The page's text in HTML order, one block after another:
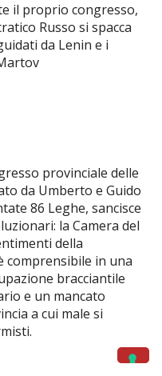
il proprio congresso,
Russo si spacca
da Lenin e i
provinciale delle
da Umberto e Guido
86 Leghe, sancisce
la Camera del
della
comprensibile in una
bracciantile
e un mancato
a cui male si